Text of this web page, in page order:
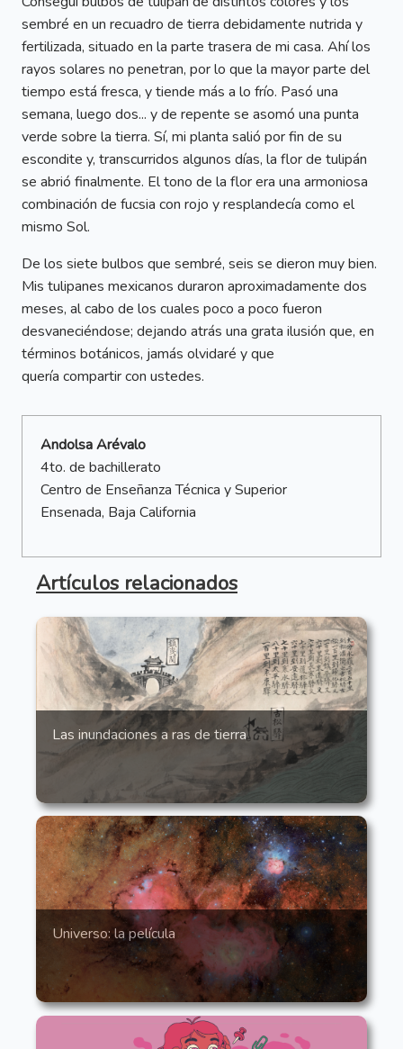
sembré en un recuadro de tierra debidamente nutrida y
fertilizada, situado en la parte trasera de mi casa. Ahí los
rayos solares no penetran, por lo que la mayor parte del
tiempo está fresca, y tiende más a lo frío. Pasó una
semana, luego dos... y de repente se asomó una punta
verde sobre la tierra. Sí, mi planta salió por fin de su
escondite y, transcurridos algunos días, la flor de tulipán
se abrió finalmente. El tono de la flor era una armoniosa
combinación de fucsia con rojo y resplandecía como el
mismo Sol.
De los siete bulbos que sembré, seis se dieron muy bien.
Mis tulipanes mexicanos duraron aproximadamente dos
meses, al cabo de los cuales poco a poco fueron
desvaneciéndose; dejando atrás una grata ilusión que, en
términos botánicos, jamás olvidaré y que
quería compartir con ustedes.
Andolsa Arévalo
4to. de bachillerato
Centro de Enseñanza Técnica y Superior
Ensenada, Baja California
Artículos relacionados
Las inundaciones a ras de tierra
Universo: la película